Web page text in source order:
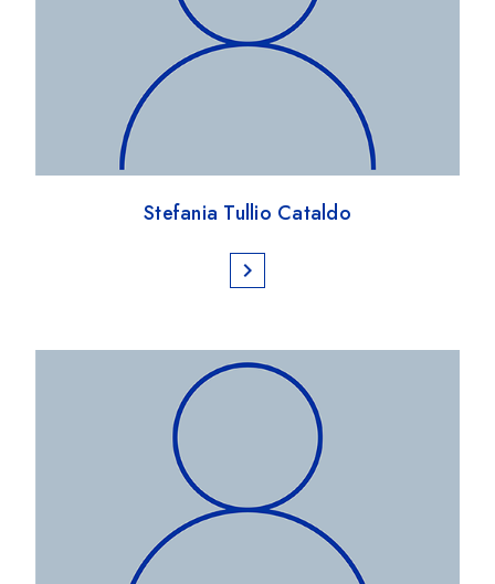
Stefania Tullio Cataldo
chevron_right